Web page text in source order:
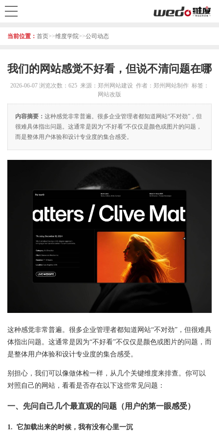
当前位置： 首页>>维度学院>>公司动态
我们的网站感觉不好看，但说不清问题在哪
2026-06-07浏览次数：625 来源：郑州网站建设 作者：郑州网站制作 标签：
网站改版
内容摘要： 这种感觉非常普遍。很多企业管理者都知道网站“不对劲”，但
很难具体指出问题。这通常是因为“不好看”不仅仅是颜色或图片的问题，
而是整体用户体验和设计专业度的集合感受。
这种感觉非常普遍。很多企业管理者都知道网站“不对劲”，但很难具
体指出问题。这通常是因为“不好看”不仅仅是颜色或图片的问题，而
是整体用户体验和设计专业度的集合感受。
别担心，我们可以像做体检一样，从几个关键维度来排查。你可以
对照自己的网站，看看是否存在以下这些常见问题：
一、先问自己几个最直观的问题（用户的第一眼感受）
1. 它加载出来的时候，我有没有心里一沉